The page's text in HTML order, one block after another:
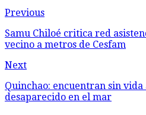
Previous
Samu Chiloé critica red
vecino a metros de Cesfam
Next
Quinchao: encuentran sin
desaparecido en el mar